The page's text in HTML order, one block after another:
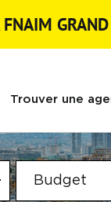
FNAIM
Trouver une
Budget